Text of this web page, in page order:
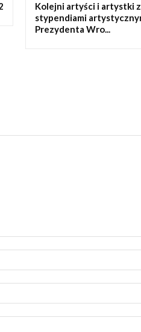
Kolejni artyści i artystki
stypendiami
Prezydenta Wro...